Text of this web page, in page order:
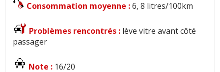
Consommation moyenne :6, 8 litres/100km
Problèmes rencontrés : lève vitre avant côté
passager
Note : 16/20